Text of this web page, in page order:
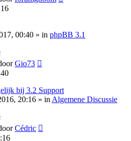
00:40 » in phpBB 3.1
Gio73
bij 3.2 Support
20:16 » inAlgemene Discussie
Cédric